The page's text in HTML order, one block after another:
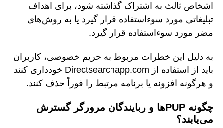
اشخاص ثالث به اشتراک گذاشته شود، برای اهداف
تبلیغاتی مورد سوءاستفاده قرار گیرد یا به روش‌های
مضر مورد سوءاستفاده قرار گیرد.
به دلیل این خطرات مربوط به حریم خصوصی، کاربران
باید از استفاده از Directsearchapp.com خودداری کنند
و هرگونه افزونه یا برنامه مرتبط را فوراً حذف کنند.
چگونه PUPها و ربایندگان مرورگر گسترش
می‌یابند؟